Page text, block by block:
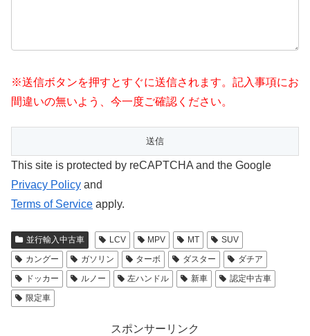
※送信ボタンを押すとすぐに送信されます。記入事項にお
間違いの無いよう、今一度ご確認ください。
This site is protected by reCAPTCHA and the Google
Privacy Policy and
Terms of Service apply.
並行輸入中古車 LCV MPV MT
SUV
カングー
ガソリン ターボ ダスター
ダチア
ドッカー
ルノー 左ハンドル 新車
認定中古車
限定車
スポンサーリンク